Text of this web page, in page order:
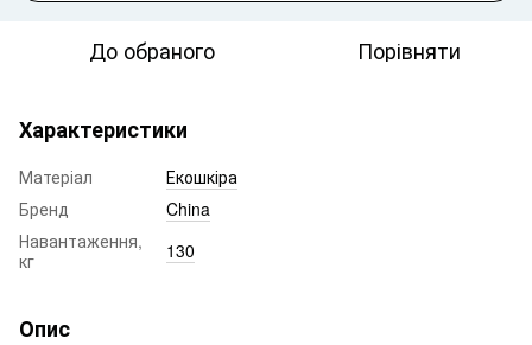
До обраного Порівняти
Характеристики
Матеріал
Екошкіра
Бренд
China
Навантаження,
кг
130
Опис